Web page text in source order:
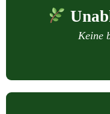
Keine